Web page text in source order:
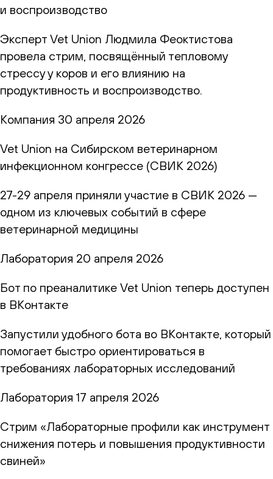
и воспроизводство
Эксперт Vet Union Людмила Феоктистова
провела стрим, посвящённый тепловому
стрессу у коров и его влиянию на
продуктивность и воспроизводство.
Компания 30 апреля 2026
Vet Union на Сибирском ветеринарном
инфекционном конгрессе (СВИК 2026)
27-29 апреля приняли участие в СВИК 2026 —
одном из ключевых событий в сфере
ветеринарной медицины
Лаборатория 20 апреля 2026
Бот по преаналитике Vet Union теперь доступен
в ВКонтакте
Запустили удобного бота во ВКонтакте, который
помогает быстро ориентироваться в
требованиях лабораторных исследований
Лаборатория 17 апреля 2026
Стрим «Лабораторные профили как инструмент
снижения потерь и повышения продуктивности
свиней»